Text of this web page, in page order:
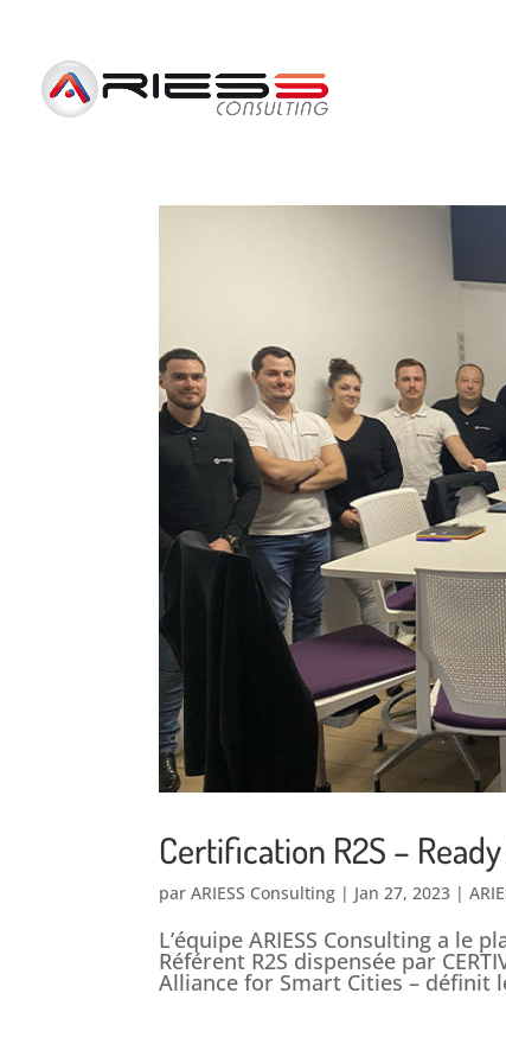
Certification R2S –
parARIESS Consulting | Jan 27, 2023 |
L’équipe ARIESS Consulting a le
Référent R2S dispensée par
Alliance for Smart Cities – définit